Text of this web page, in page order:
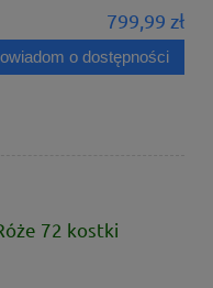
799,99 zł
o dostępności
72 kostki